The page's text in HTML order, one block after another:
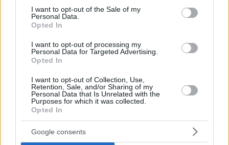
consent section.
I want to opt-out of the Sale of my
Personal Data.
Opted In
I want to opt-out of processing my
Personal Data for Targeted Advertising.
Opted In
I want to opt-out of Collection, Use,
Retention, Sale, and/or Sharing of my
Personal Data that Is Unrelated with the
Purposes for which it was collected.
Opted In
Google consents
Ο Βαίλης Ξανθόπουλος, πλέον, ρούκι κόουτς του
Περιστερίου σε εξιστόρηση καριέρας. Η “ντόμπρα”
Αθέατες Νίκες: Προσωπικές
μάχες που δεν είδε ποτέ
κανένας
14/MAR/26 10:04
Το βιβλίο των Αλέξη Σπυρόπουλου και Γιώργου
Αδαμόπουλου από την MVPublications, με ένα ένα
μωσαϊκό από συγκλονιστικές καταθέσεις ψυχής...